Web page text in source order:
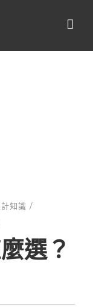
知識
選？